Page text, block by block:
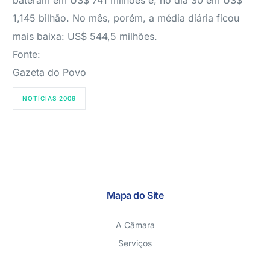
1,145 bilhão. No mês, porém, a média diária ficou
mais baixa: US$ 544,5 milhões.
Fonte:
Gazeta do Povo
NOTÍCIAS 2009
Mapa do Site
A Câmara
Serviços